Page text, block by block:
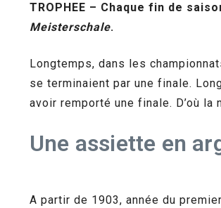
TROPHEE – Chaque fin de
Meisterschale.
Longtemps, dans les
se terminaient par une finale.
avoir remporté une finale. D’où
Une assiette en
A partir de 1903, année du